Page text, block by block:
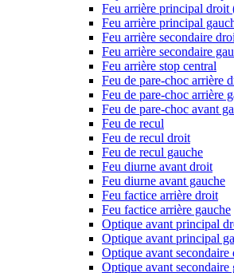
Feu arrière principal droit
Feu arrière principal
Feu arrière secondaire
Feu arrière secondaire
Feu arrière stop central
Feu de pare-choc arrière
Feu de pare-choc arrière
Feu de pare-choc avant
Feu de recul
Feu de recul droit
Feu de recul gauche
Feu diurne avant droit
Feu diurne avant gauche
Feu factice arrière droit
Feu factice arrière gauche
Optique avant principal
Optique avant principal
Optique avant
Optique avant secondaire